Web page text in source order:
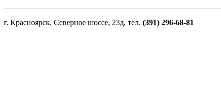
г. Красноярск, Северное шоссе, 23д, тел. (391) 296-68-81